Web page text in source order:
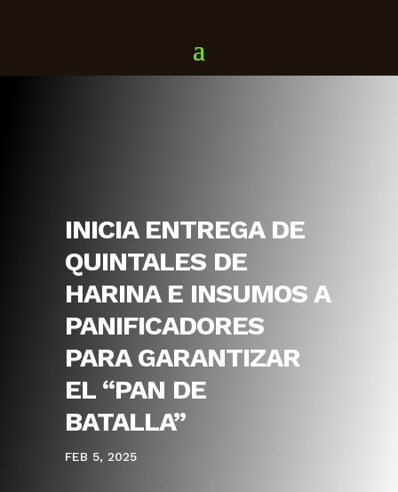
INICIA ENTREGA DE
QUINTALES DE
HARINA E INSUMOS A
PANIFICADORES
PARA GARANTIZAR
EL “PAN DE
BATALLA”
FEB 5, 2025